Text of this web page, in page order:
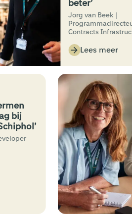
beter’
Jorg van Beek |
Programmadirecteur
Contracts Infrastructure
Lees meer
dag bij
Schiphol’
Developer